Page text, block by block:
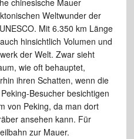
chinesische Mauer
Weltwunder der
Mit 6.350 km Länge
hinsichtlich Volumen und
der Welt. Zwar sieht
wie oft behauptet,
ihren Schatten, wenn die
Besucher besichtigen
von Peking, da man dort
ansehen kann. Für
zur Mauer.